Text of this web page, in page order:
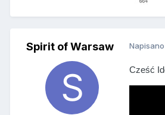
Spirit of Warsaw Napisano
Cześć